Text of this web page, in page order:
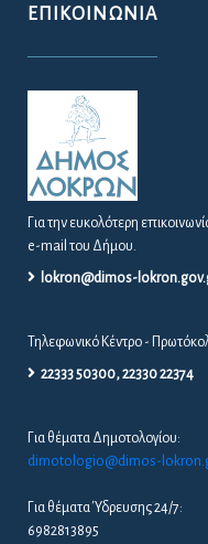
ΕΠΙΚΟΙΝΩΝΊΑ
Για την ευκολότερη
e-mail του Δήμου.
lokron@dimos-
Τηλεφωνικό Κέντρο -
22333 50300, 22330 22374
Για θέματα Δημοτολογίου:
dimotologio@dimos-
Για θέματα Ύδρευσης 24/7:
6982813895